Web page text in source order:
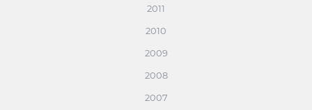
2011
2010
2009
2008
2007